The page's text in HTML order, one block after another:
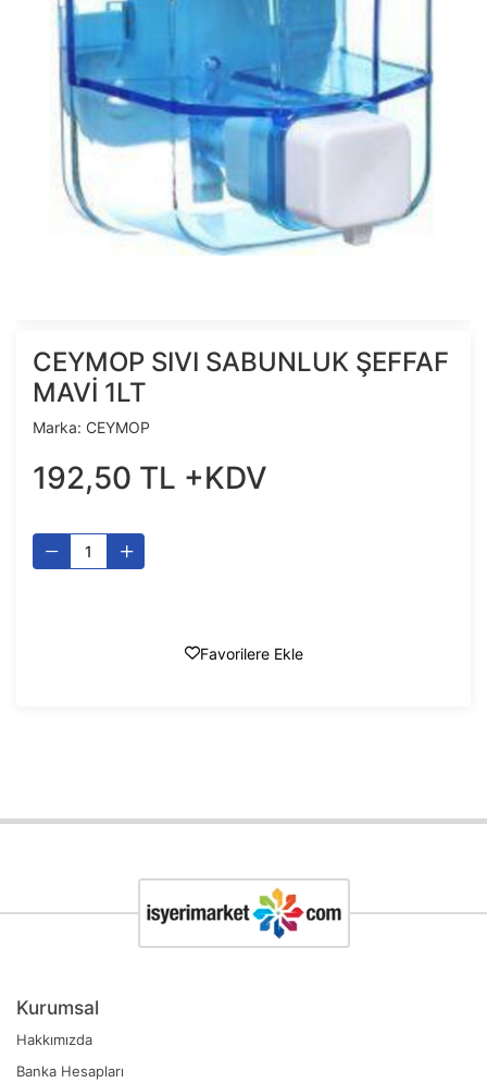
CEYMOP SIVI SABUNLUK ŞEFFAF
MAVİ 1LT
Marka: CEYMOP
192,50 TL +KDV
Favorilere Ekle
Kurumsal
Hakkımızda
Banka Hesapları